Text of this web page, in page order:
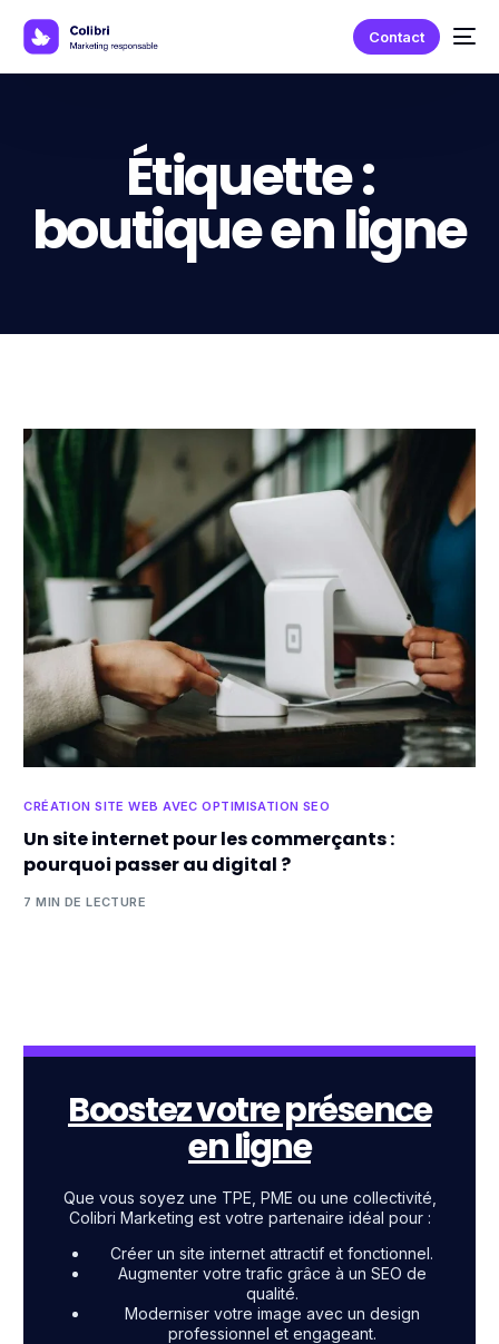
Contact
Étiquette :
boutique en ligne
CRÉATION SITE WEB AVEC OPTIMISATION SEO
Un site internet pour les commerçants :
pourquoi passer au digital ?
7 MIN DE LECTURE
Boostez votre présence
en ligne
Que vous soyez une TPE, PME ou une collectivité,
Colibri Marketing est votre partenaire idéal pour :
Créer un site internet attractif et fonctionnel.
Augmenter votre trafic grâce à un SEO de
qualité.
Moderniser votre image avec un design
professionnel et engageant.